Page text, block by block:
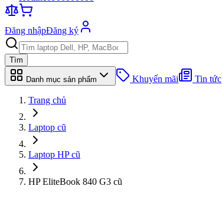
Đăng nhậpĐăng ký
Tìm
Danh mục sản phẩm Khuyến mãi Tin tức
Trang chủ
Laptop cũ
Laptop HP cũ
HP EliteBook 840 G3 cũ